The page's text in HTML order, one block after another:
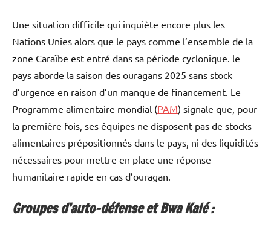
Une situation difficile qui inquiète encore plus les
Nations Unies alors que le pays comme l’ensemble de la
zone Caraïbe est entré dans sa période cyclonique. le
pays aborde la saison des ouragans 2025 sans stock
d’urgence en raison d’un manque de financement. Le
Programme alimentaire mondial (PAM) signale que, pour
la première fois, ses équipes ne disposent pas de stocks
alimentaires prépositionnés dans le pays, ni des liquidités
nécessaires pour mettre en place une réponse
humanitaire rapide en cas d’ouragan.
Groupes d’auto-défense et Bwa Kalé :